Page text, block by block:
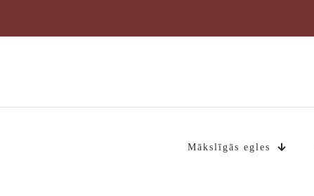
Mākslīgās egles